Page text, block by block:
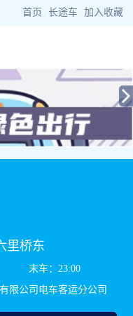
首页 长途车 加入收藏
车路线查询
里桥东
末车：23:00
限公司电车客运分公司